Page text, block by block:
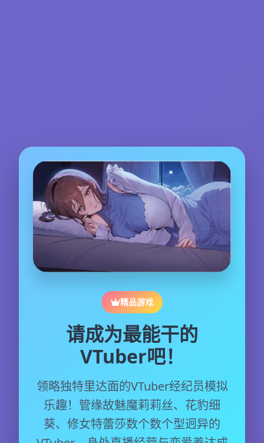
精品游戏
请成为最能干的
VTuber吧！
领略独特里达面的VTuber经纪员模拟
乐趣！管缘故魅魔莉莉丝、花豹细
葵、修女特蕾莎数个数个型迥异的